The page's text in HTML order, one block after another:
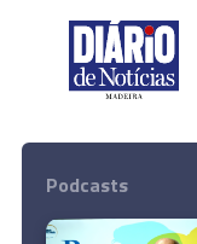
Podcasts